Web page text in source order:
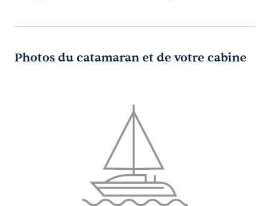
Photos du catamaran et de votre cabine